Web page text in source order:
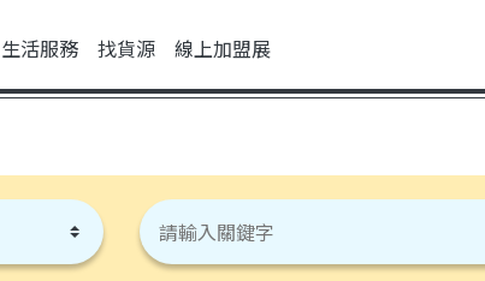
生活服務 找貨源 線上加盟展